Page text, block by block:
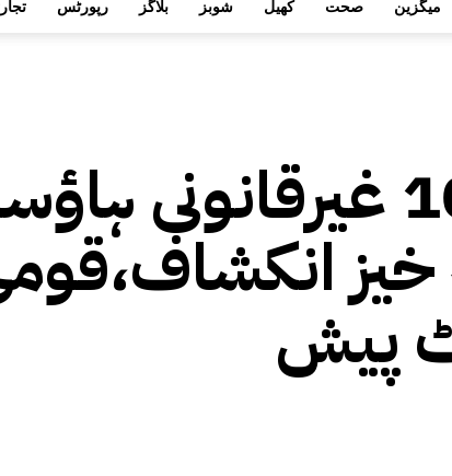
رپورٹس بلاگز شوبز کھیل صحت میگزین
اسلام آباد میں 109
پیش